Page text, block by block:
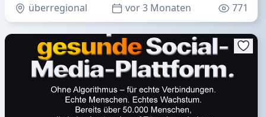
überregional
vor 3 Monaten 771